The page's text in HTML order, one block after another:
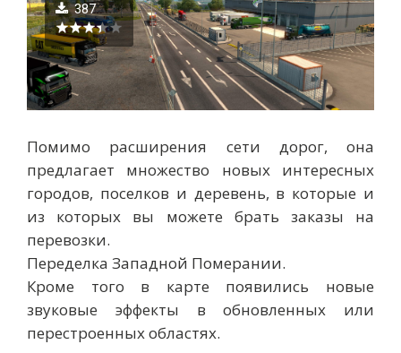
387
Помимо расширения сети дорог, она
предлагает множество новых интересных
городов, поселков и деревень, в которые и
из которых вы можете брать заказы на
перевозки.
Переделка Западной Померании.
Кроме того в карте появились новые
звуковые эффекты в обновленных или
перестроенных областях.